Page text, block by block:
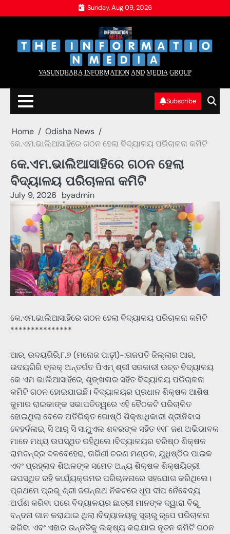
to
Sunday, Aug 09, 2026
V̲A̲S̲U̲N̲D̲H̲A̲R̲A̲ I̲N̲F̲O̲R̲M̲A̲T̲I̲O̲N̲ A̲N̲D̲ M̲E̲D̲I̲A̲ G̲R̲O̲U̲P̲
Subscribe
Home
Odisha News
କେ.ଏମ.ଭାଲିଆସାହିରେ ଗଠନ ହେଲା ବିଦ୍ୟାଳୟ ପରିଚାଳନା କମିଟି
କେ.ଏମ.ଭାଲିଆସାହିରେ ଗଠନ ହେଲା
ବିଦ୍ୟାଳୟ ପରିଚାଳନା କମିଟି
July 9, 2026 byadmin
କେ.ଏମ.ଭାଲିଆସାହିରେ ଗଠନ ହେଲା ବିଦ୍ୟାଳୟ ପରିଚାଳନା କମିଟି
***************
ଆର, ଉଦୟଗିରି,୮.୭ (ମନୋଜ ପାଢ଼ୀ)-:ଗଜପତି ଜିଲ୍ଲାର ଆର,
ଉଦୟଗିରି ବ୍ଲକ୍ ଅନ୍ତର୍ଗତ ପିଏମ୍ ଶ୍ରୀ ସରକାରୀ ଉଚ୍ଚ ବିଦ୍ୟାଳୟ
କେ ଏମ ଭାଲିଆସାହିରେ, ଶୃଙ୍ଖଳାର ସହିତ ବିଦ୍ୟାଳୟ ପରିଚାଳନା
କମିଟି ଗଠନ ହୋଇଯାଇଛି। ବିଦ୍ୟାଳୟର ପ୍ରଧାନ ଶିକ୍ଷକ ଆଶିଷ
କୁମାର ରାଇକାଙ୍କ ସଭାପତିତ୍ୱରେ ଏହି ବୈଠକଟି ପରିଚାଳିତ
ହୋଇଥିଲା ବେଳେ ଅତିରିକ୍ତ ଗୋଷ୍ଠି ଶିକ୍ଷାଧିକାରୀ ଶ୍ରୀନିବାସ
ବେହର୍ଦଳାଇ, ସି ଆର୍ ସି ସାମୁଏଲ ଶବରଙ୍କ ସହିତ ୧୧୮ ଜଣ ଅଭିଭାବକ
ମାନେ ମଧ୍ୟ ଉପସ୍ଥିତ ରହିଥିଲେ।ବିଦ୍ୟାଳୟର ବରିଷ୍ଠ ଶିକ୍ଷକ
ରାମଚନ୍ଦ୍ର ଦଳବେହେରା, ତାରିଣୀ ଚରଣ ମଣ୍ଡଳ, ଯୁଧିଷ୍ଠିର ପାଇକ
ଏବଂ ପ୍ରହ୍ଲାଦ ଶିଅଳଙ୍କ ସମେତ ଅନ୍ୟ ଶିକ୍ଷକ ଶିକ୍ଷୟିତ୍ରୀ
ଉପସ୍ଥିତ ରହି କାର୍ଯ୍ୟକ୍ରମର ପରିଚାଳନାରେ ସହଯୋଗ କରିଥିଲେ।
ପ୍ରଥମେ ପ୍ରଭୂ ଶ୍ରୀ ଜଗନ୍ନାଥ ନିକଟରେ ଧୂପ ଦୀପ ନୈବେଦ୍ୟ
ଅର୍ପଣ କରିବା ପରେ ବିଦ୍ୟାଳୟର ଛାତ୍ରୀ ମାନଙ୍କ ଦ୍ୱାରା ବିଭୂ
ବନ୍ଦନା ଗାନ କରାଯାଇ ଥିଲା।ବିଦ୍ୟାଳୟକୁ ସୂଚାରୁ ରୂପେ ପରିଚାଳନା
କରିବା ଏବଂ ଏହାର ଉନ୍ନତିକୁ ଲକ୍ଷ୍ୟ କରାଯାଇ ନୂତନ କମିଟି ଗଠନ